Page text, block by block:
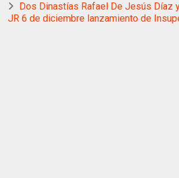
Dos Dinastías Rafael De Jesús Díaz
JR 6 de diciembre lanzamiento de